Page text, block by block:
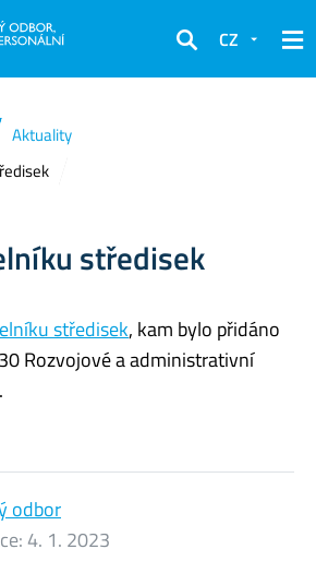
Hledat
CZ
Aktuality
středisek
středisek, kam bylo přidáno
Rozvojové a administrativní
odbor
4. 1. 2023